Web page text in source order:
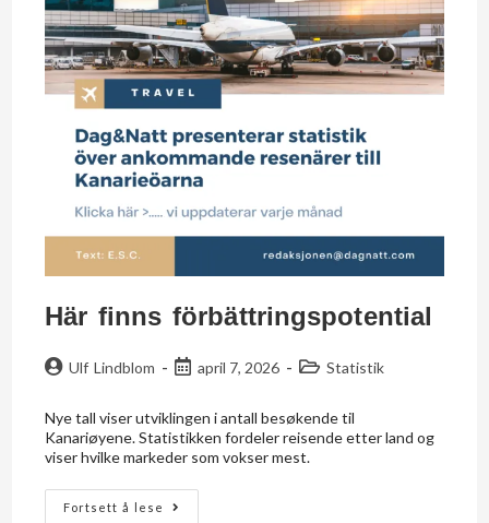
Här finns förbättrings­potential
Ulf Lindblom april 7, 2026 Statistik
Nye tall viser utviklingen i antall besøkende til
Kanariøyene. Statistikken fordeler reisende etter land og
viser hvilke markeder som vokser mest.
Fortsett å lese